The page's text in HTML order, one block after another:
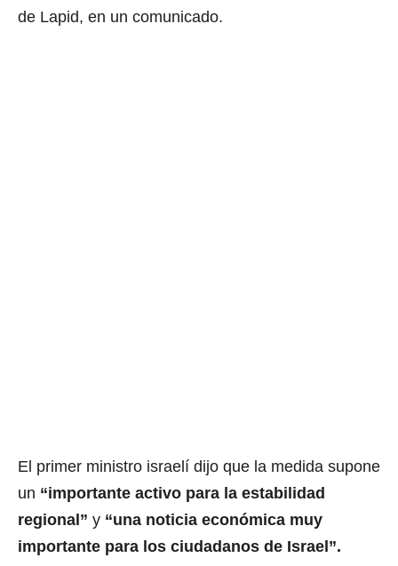
de Lapid, en un comunicado.
El primer ministro israelí dijo que la medida supone
un “importante activo para la estabilidad
regional” y “una noticia económica muy
importante para los ciudadanos de Israel”.